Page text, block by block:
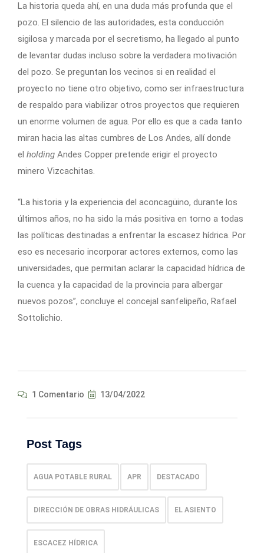
La historia queda ahí, en una duda más profunda que el
pozo. El silencio de las autoridades, esta conducción
sigilosa y marcada por el secretismo, ha llegado al punto
de levantar dudas incluso sobre la verdadera motivación
del pozo. Se preguntan los vecinos si en realidad el
proyecto no tiene otro objetivo, como ser infraestructura
de respaldo para viabilizar otros proyectos que requieren
un enorme volumen de agua. Por ello es que a cada tanto
miran hacia las altas cumbres de Los Andes, allí donde
el holding Andes Copper pretende erigir el proyecto
minero Vizcachitas.
“La historia y la experiencia del aconcagüino, durante los
últimos años, no ha sido la más positiva en torno a todas
las políticas destinadas a enfrentar la escasez hídrica. Por
eso es necesario incorporar actores externos, como las
universidades, que permitan aclarar la capacidad hídrica de
la cuenca y la capacidad de la provincia para albergar
nuevos pozos”, concluye el concejal sanfelipeño, Rafael
Sottolichio.
1 Comentario 13/04/2022
Post Tags
AGUA POTABLE RURAL APR DESTACADO
DIRECCIÓN DE OBRAS HIDRÁULICAS EL ASIENTO
ESCACEZ HÍDRICA